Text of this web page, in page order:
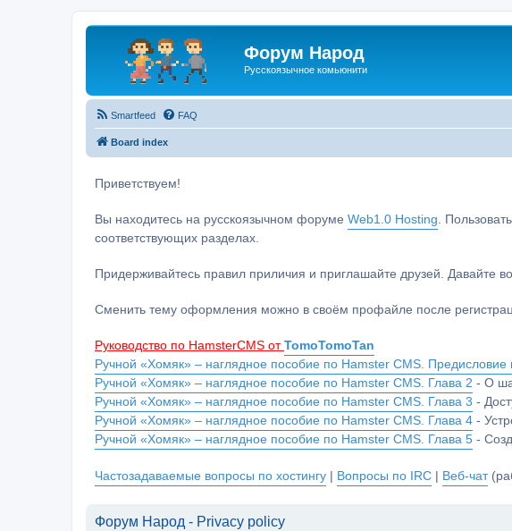
Форум Народ
Русскоязычное комьюнити
Smartfeed FAQ
Board index
Приветствуем!
Вы находитесь на русскоязычном форуме Web1.0 Hosting .
соответствующих разделах.
Придерживайтесь правил приличия и приглашайте друзей. Давайте
Сменить тему оформления можно в своём профайле после
Руководство по HamsterCMS от TomoTomoTan
Ручной «Хомяк» – наглядное пособие по Hamster CMS. Предисловие
Ручной «Хомяк» – наглядное пособие по Hamster CMS. Глава 2 - О
Ручной «Хомяк» – наглядное пособие по Hamster CMS. Глава 3 -
Ручной «Хомяк» – наглядное пособие по Hamster CMS. Глава 4 -
Ручной «Хомяк» – наглядное пособие по Hamster CMS. Глава 5 -
Частозадаваемые вопросы по хостингу | Вопросы по IRC | Веб-чат
Форум Народ - Privacy policy